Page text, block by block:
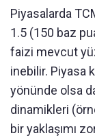
Piyasalarda
1.5 (150 baz
faizi mevcut
inebilir. Piyasa
yönünde olsa
dinamikleri
bir yaklaşımı